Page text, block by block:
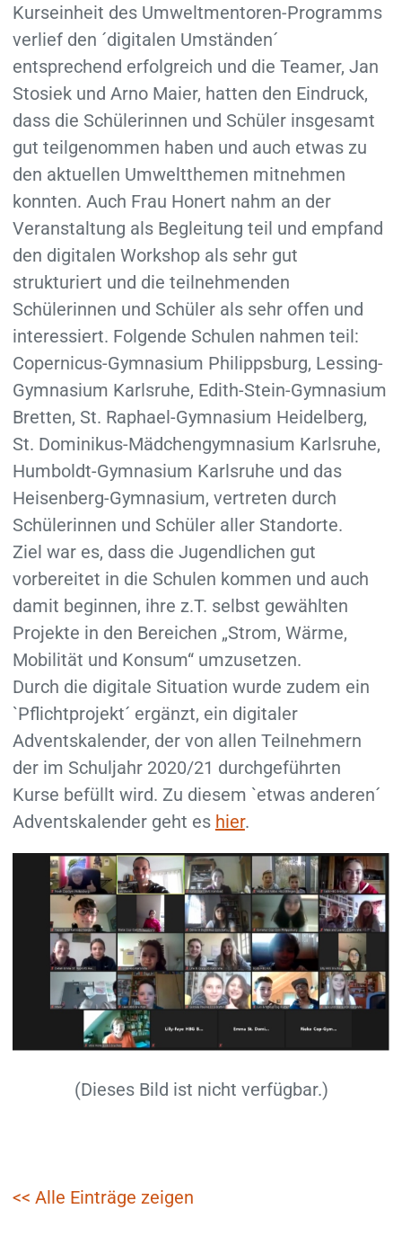
Kurseinheit des Umweltmentoren-Programms
verlief den ´digitalen Umständen´
entsprechend erfolgreich und die Teamer, Jan
Stosiek und Arno Maier, hatten den Eindruck,
dass die Schülerinnen und Schüler insgesamt
gut teilgenommen haben und auch etwas zu
den aktuellen Umweltthemen mitnehmen
konnten. Auch Frau Honert nahm an der
Veranstaltung als Begleitung teil und empfand
den digitalen Workshop als sehr gut
strukturiert und die teilnehmenden
Schülerinnen und Schüler als sehr offen und
interessiert. Folgende Schulen nahmen teil:
Copernicus-Gymnasium Philippsburg, Lessing-
Gymnasium Karlsruhe, Edith-Stein-Gymnasium
Bretten, St. Raphael-Gymnasium Heidelberg,
St. Dominikus-Mädchengymnasium Karlsruhe,
Humboldt-Gymnasium Karlsruhe und das
Heisenberg-Gymnasium, vertreten durch
Schülerinnen und Schüler aller Standorte.
Ziel war es, dass die Jugendlichen gut
vorbereitet in die Schulen kommen und auch
damit beginnen, ihre z.T. selbst gewählten
Projekte in den Bereichen „Strom, Wärme,
Mobilität und Konsum“ umzusetzen.
Durch die digitale Situation wurde zudem ein
`Pflichtprojekt´ ergänzt, ein digitaler
Adventskalender, der von allen Teilnehmern
der im Schuljahr 2020/21 durchgeführten
Kurse befüllt wird. Zu diesem `etwas anderen´
Adventskalender geht es hier.
(Dieses Bild ist nicht verfügbar.)
<< Alle Einträge zeigen